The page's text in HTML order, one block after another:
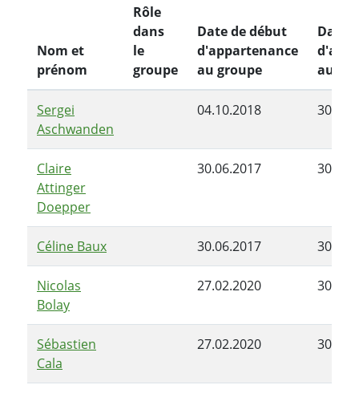
Nom et
prénom
Rôle
dans
le
groupe
Date de début
d'appartenance
au groupe
Date
au
Sergei
Aschwanden
04.10.2018
Claire
Attinger
Doepper
30.06.2017
Céline Baux 30.06.2017
Nicolas
Bolay
27.02.2020
Sébastien
Cala
27.02.2020